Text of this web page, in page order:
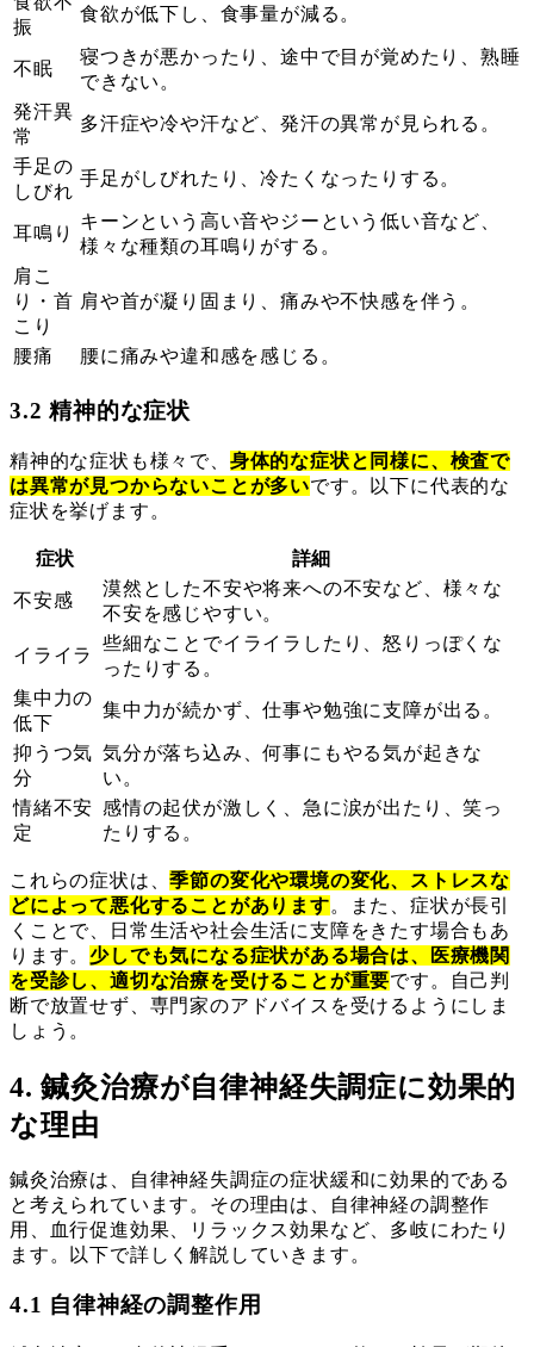
振
食欲が低下し、食事量が減る。
不眠
寝つきが悪かったり、途中で目が覚めたり、熟睡
できない。
発汗異
常
多汗症や冷や汗など、発汗の異常が見られる。
手足の
しびれ
手足がしびれたり、冷たくなったりする。
耳鳴り
キーンという高い音やジーという低い音など、
様々な種類の耳鳴りがする。
肩こ
り・首
こり
肩や首が凝り固まり、痛みや不快感を伴う。
腰痛 腰に痛みや違和感を感じる。
3.2 精神的な症状
精神的な症状も様々で、 身体的な症状と同様に、検査で
は異常が見つからないことが多いです。以下に代表的な
症状を挙げます。
症状 詳細
不安感
漠然とした不安や将来への不安など、様々な
不安を感じやすい。
イライラ
些細なことでイライラしたり、怒りっぽくな
ったりする。
集中力の
低下
集中力が続かず、仕事や勉強に支障が出る。
抑うつ気
分
気分が落ち込み、何事にもやる気が起きな
い。
情緒不安
定
感情の起伏が激しく、急に涙が出たり、笑っ
たりする。
これらの症状は、季節の変化や環境の変化、ストレスな
どによって悪化することがあります。また、症状が長引
くことで、日常生活や社会生活に支障をきたす場合もあ
ります。少しでも気になる症状がある場合は、医療機関
を受診し、適切な治療を受けることが重要です。自己判
断で放置せず、専門家のアドバイスを受けるようにしま
しょう。
4. 鍼灸治療が自律神経失調症に効果的
な理由
鍼灸治療は、自律神経失調症の症状緩和に効果的である
と考えられています。その理由は、自律神経の調整作
用、血行促進効果、リラックス効果など、多岐にわたり
ます。以下で詳しく解説していきます。
4.1 自律神経の調整作用